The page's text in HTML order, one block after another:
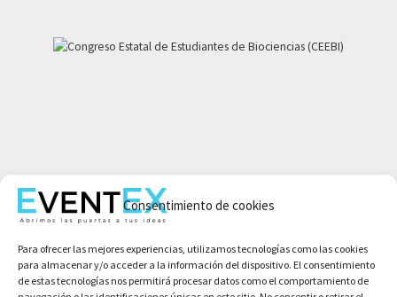
Consentimiento de cookies
Para ofrecer las mejores experiencias, utilizamos tecnologías como las cookies
para almacenar y/o acceder a la información del dispositivo. El consentimiento
de estas tecnologías nos permitirá procesar datos como el comportamiento de
Aviso legal
Condiciones de compra
Política de cookies